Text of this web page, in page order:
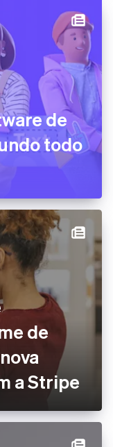
de
todo
de
a Stripe